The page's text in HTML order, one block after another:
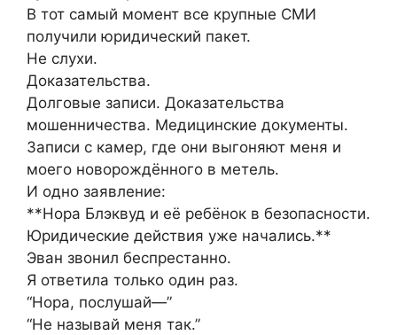
В тот самый момент все крупные СМИ
получили юридический пакет.
Не слухи.
Доказательства.
Долговые записи. Доказательства
мошенничества. Медицинские документы.
Записи с камер, где они выгоняют меня и
моего новорождённого в метель.
И одно заявление:
**Нора Блэквуд и её ребёнок в безопасности.
Юридические действия уже начались.**
Эван звонил беспрестанно.
Я ответила только один раз.
“Нора, послушай—”
“Не называй меня так.”